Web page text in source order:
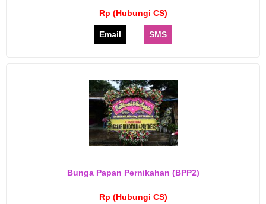
Rp (Hubungi CS)
Email SMS
Bunga Papan Pernikahan (BPP2)
Rp (Hubungi CS)